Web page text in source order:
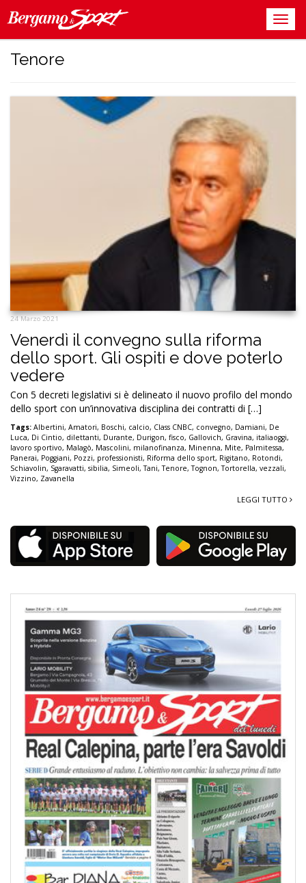
Tenore
24 Marzo 2021
Venerdì il convegno sulla riforma
dello sport. Gli ospiti e dove poterlo
vedere
Con 5 decreti legislativi si è delineato il nuovo profilo del mondo
dello sport con un’innovativa disciplina dei contratti di […]
Tags: Albertini, Amatori, Boschi, calcio, Class CNBC, convegno, Damiani, De
Luca, Di Cintio, dilettanti, Durante, Durigon, fisco, Gallovich, Gravina, italiaoggi,
lavoro sportivo, Malagò, Mascolini, milanofinanza, Minenna, Mite, Palmitessa,
Panerai, Poggiani, Pozzi, professionisti, Riforma dello sport, Rigitano, Rotondi,
Schiavolin, Sgaravatti, sibilia, Simeoli,Tani,Tenore,Tognon,Tortorella, vezzali,
Vizzino, Zavanella
LEGGI TUTTO